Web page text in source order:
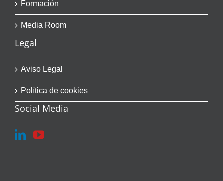
Formación
Media Room
Legal
Aviso Legal
Política de cookies
Social Media